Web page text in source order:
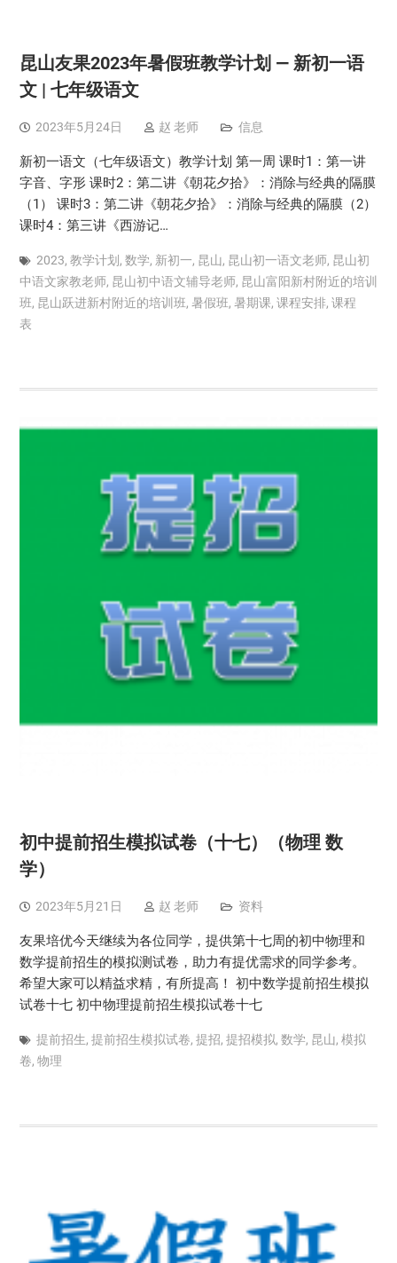
昆山友果2023年暑假班教学计划 — 新初一语
文 | 七年级语文
2023年5月24日 赵 老师 信息
新初一语文（七年级语文）教学计划 第一周 课时1：第一讲
字音、字形 课时2：第二讲《朝花夕拾》：消除与经典的隔膜
（1） 课时3：第二讲《朝花夕拾》：消除与经典的隔膜（2）
课时4：第三讲《西游记…
2023, 教学计划 , 数学, 新初一, 昆山, 昆山初一语文老师, 昆山初
中语文家教老师, 昆山初中语文辅导老师, 昆山富阳新村附近的培训
班, 昆山跃进新村附近的培训班, 暑假班, 暑期课, 课程安排, 课程
表
初中提前招生模拟试卷（十七）（物理 数
学）
2023年5月21日 赵 老师 资料
友果培优今天继续为各位同学，提供第十七周的初中物理和
数学提前招生的模拟测试卷，助力有提优需求的同学参考。
希望大家可以精益求精，有所提高！ 初中数学提前招生模拟
试卷十七 初中物理提前招生模拟试卷十七
提前招生, 提前招生模拟试卷, 提招, 提招模拟, 数学, 昆山, 模拟
卷, 物理